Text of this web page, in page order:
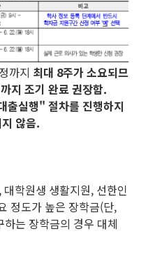
까지 최대 8주가 소요되므
지 조기 완료 권장함.
출실행" 절차를 진행하지
않음.
학원생 생활지원, 선한인
정도가 높은 장학금(단,
는 장학금의 경우 대체